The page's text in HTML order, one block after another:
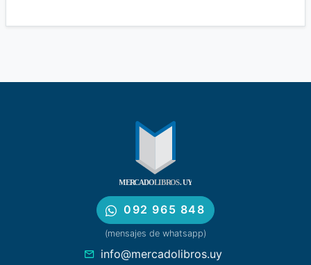
092 965 848
(mensajes de whatsapp)
info@mercadolibros.uy